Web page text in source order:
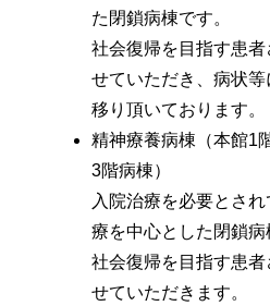
た閉鎖病棟です。
社会復帰を目指す患
せていただき、病状
移り頂いております。
精神療養病棟（本館1
3階病棟）
入院治療を必要とさ
療を中心とした閉鎖病
社会復帰を目指す患
せていただきます。